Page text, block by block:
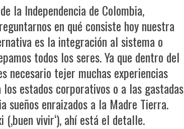
la Independencia de Colombia,
en qué consiste hoy nuestra
es la integración al sistema o
todos los seres. Ya que dentro del
necesario tejer muchas experiencias
estados corporativos o a las gastadas
sueños enraizados a la Madre Tierra.
vivir‘), ahí está el detalle.